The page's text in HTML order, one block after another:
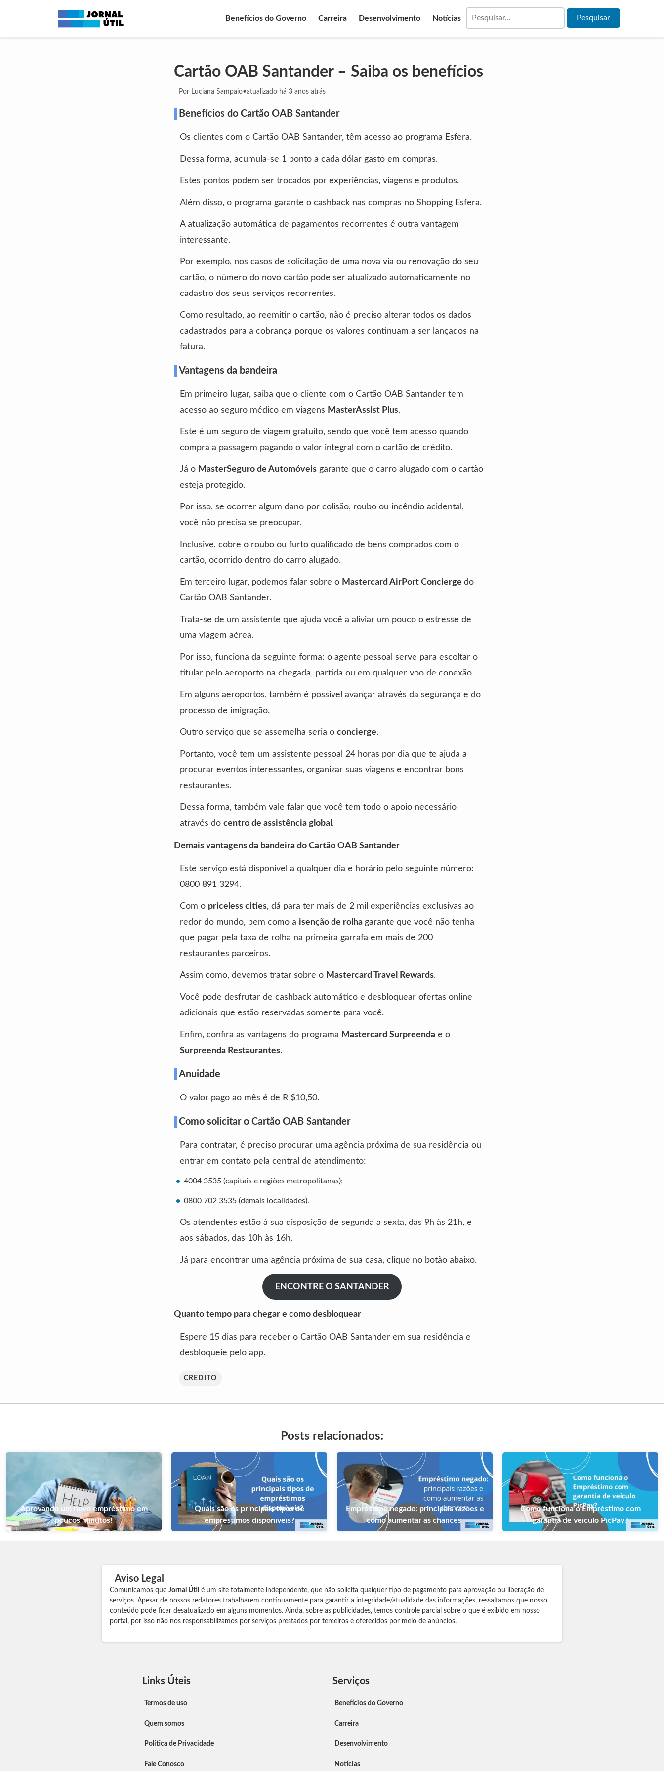
Benefícios do Governo Carreira Desenvolvimento Notícias
Cartão OAB Santander – Saiba os benefícios
Por Luciana Sampaio•atualizado há 3 anos atrás
Benefícios do Cartão OAB Santander
Os clientes com o Cartão OAB Santander, têm acesso ao programa Esfera.
Dessa forma, acumula-se 1 ponto a cada dólar gasto em compras.
Estes pontos podem ser trocados por experiências, viagens e produtos.
Além disso, o programa garante o cashback nas compras no Shopping Esfera.
A atualização automática de pagamentos recorrentes é outra vantagem
interessante.
Por exemplo, nos casos de solicitação de uma nova via ou renovação do seu
cartão, o número do novo cartão pode ser atualizado automaticamente no
cadastro dos seus serviços recorrentes.
Como resultado, ao reemitir o cartão, não é preciso alterar todos os dados
cadastrados para a cobrança porque os valores continuam a ser lançados na
fatura.
Vantagens da bandeira
Em primeiro lugar, saiba que o cliente com o Cartão OAB Santander tem
acesso ao seguro médico em viagens MasterAssist Plus.
Este é um seguro de viagem gratuito, sendo que você tem acesso quando
compra a passagem pagando o valor integral com o cartão de crédito.
Já o MasterSeguro de Automóveis garante que o carro alugado com o cartão
esteja protegido.
Por isso, se ocorrer algum dano por colisão, roubo ou incêndio acidental,
você não precisa se preocupar.
Inclusive, cobre o roubo ou furto qualificado de bens comprados com o
cartão, ocorrido dentro do carro alugado.
Em terceiro lugar, podemos falar sobre o Mastercard AirPort Concierge do
Cartão OAB Santander.
Trata-se de um assistente que ajuda você a aliviar um pouco o estresse de
uma viagem aérea.
Por isso, funciona da seguinte forma: o agente pessoal serve para escoltar o
titular pelo aeroporto na chegada, partida ou em qualquer voo de conexão.
Em alguns aeroportos, também é possível avançar através da segurança e do
processo de imigração.
Outro serviço que se assemelha seria o concierge.
Portanto, você tem um assistente pessoal 24 horas por dia que te ajuda a
procurar eventos interessantes, organizar suas viagens e encontrar bons
restaurantes.
Dessa forma, também vale falar que você tem todo o apoio necessário
através do centro de assistência global .
Demais vantagens da bandeira do Cartão OAB Santander
Este serviço está disponível a qualquer dia e horário pelo seguinte número:
0800 891 3294.
Com o priceless cities, dá para ter mais de 2 mil experiências exclusivas ao
redor do mundo, bem como a isenção de rolha garante que você não tenha
que pagar pela taxa de rolha na primeira garrafa em mais de 200
restaurantes parceiros.
Assim como, devemos tratar sobre o Mastercard Travel Rewards.
Você pode desfrutar de cashback automático e desbloquear ofertas online
adicionais que estão reservadas somente para você.
Enfim, confira as vantagens do programa Mastercard Surpreenda e o
Surpreenda Restaurantes.
Anuidade
O valor pago ao mês é de R $10,50.
Como solicitar o Cartão OAB Santander
Para contratar, é preciso procurar uma agência próxima de sua residência ou
entrar em contato pela central de atendimento:
4004 3535 (capitais e regiões metropolitanas);
0800 702 3535 (demais localidades).
Os atendentes estão à sua disposição de segunda a sexta, das 9h às 21h, e
aos sábados, das 10h às 16h.
Já para encontrar uma agência próxima de sua casa, clique no botão abaixo.
ENCONTRE O SANTANDER
Quanto tempo para chegar e como desbloquear
Espere 15 dias para receber o Cartão OAB Santander em sua residência e
desbloqueie pelo app.
CREDITO
Posts relacionados:
Aprovando um novo empréstimo em
poucos minutos!
Quais são os principais tipos de
empréstimos disponíveis?
Empréstimo negado: principais razões e
como aumentar as chances
Como funciona o Empréstimo com
garantia de veículo PicPay?
Aviso Legal
Comunicamos que Jornal Útil é um site totalmente independente, que não solicita qualquer tipo de pagamento para aprovação ou liberação de
serviços. Apesar de nossos redatores trabalharem continuamente para garantir a integridade/atualidade das informações, ressaltamos que nosso
conteúdo pode ficar desatualizado em alguns momentos. Ainda, sobre as publicidades, temos controle parcial sobre o que é exibido em nosso
portal, por isso não nos responsabilizamos por serviços prestados por terceiros e oferecidos por meio de anúncios.
Links Úteis
Termos de uso
Quem somos
Política de Privacidade
Fale Conosco
Serviços
Benefícios do Governo
Carreira
Desenvolvimento
Notícias